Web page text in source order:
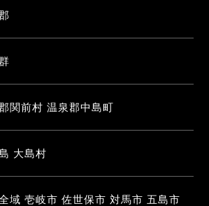
関前村 温泉郡中島町
大島村
域 壱岐市 佐世保市 対馬市 五島市